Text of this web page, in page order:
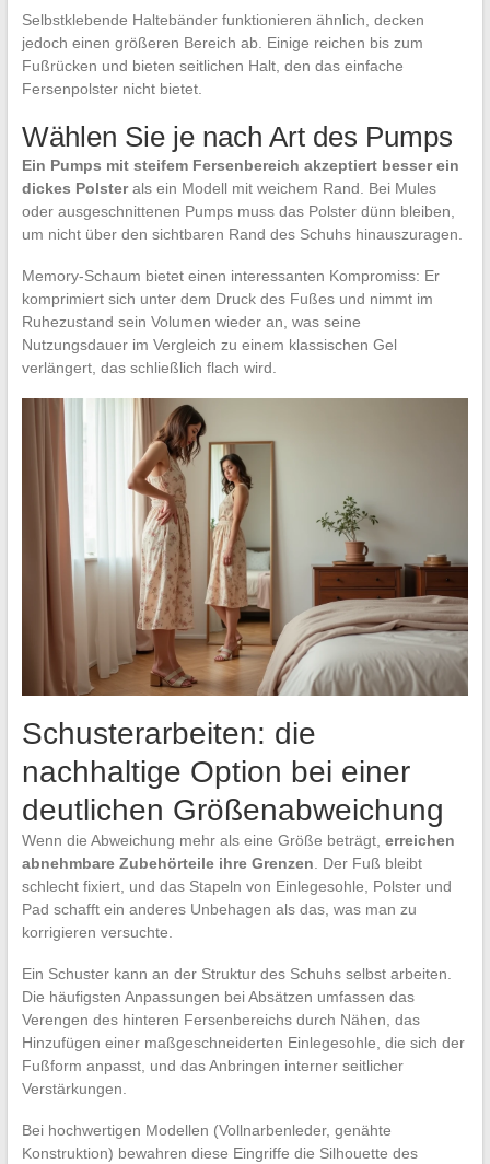
Selbstklebende Haltebänder funktionieren ähnlich, decken
jedoch einen größeren Bereich ab. Einige reichen bis zum
Fußrücken und bieten seitlichen Halt, den das einfache
Fersenpolster nicht bietet.
Wählen Sie je nach Art des Pumps
Ein Pumps mit steifem Fersenbereich akzeptiert besser ein
dickes Polsterals ein Modell mit weichem Rand. Bei Mules
oder ausgeschnittenen Pumps muss das Polster dünn bleiben,
um nicht über den sichtbaren Rand des Schuhs hinauszuragen.
Memory-Schaum bietet einen interessanten Kompromiss: Er
komprimiert sich unter dem Druck des Fußes und nimmt im
Ruhezustand sein Volumen wieder an, was seine
Nutzungsdauer im Vergleich zu einem klassischen Gel
verlängert, das schließlich flach wird.
Schusterarbeiten: die
nachhaltige Option bei einer
deutlichen Größenabweichung
Wenn die Abweichung mehr als eine Größe beträgt, erreichen
abnehmbare Zubehörteile ihre Grenzen. Der Fuß bleibt
schlecht fixiert, und das Stapeln von Einlegesohle, Polster und
Pad schafft ein anderes Unbehagen als das, was man zu
korrigieren versuchte.
Ein Schuster kann an der Struktur des Schuhs selbst arbeiten.
Die häufigsten Anpassungen bei Absätzen umfassen das
Verengen des hinteren Fersenbereichs durch Nähen, das
Hinzufügen einer maßgeschneiderten Einlegesohle, die sich der
Fußform anpasst, und das Anbringen interner seitlicher
Verstärkungen.
Bei hochwertigen Modellen (Vollnarbenleder, genähte
Konstruktion) bewahren diese Eingriffe die Silhouette des